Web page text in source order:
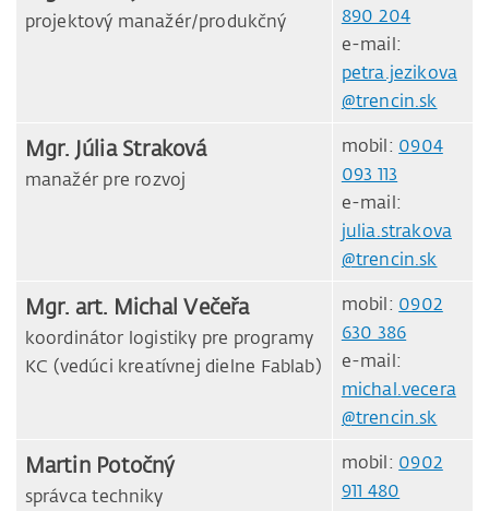
projektový manažér/produkčný
890 204
e-mail:
petra.jezikova
@trencin.sk
Mgr. Júlia Straková
manažér pre rozvoj
mobil: 0904
093 113
e-mail:
julia.strakova
@trencin.sk
Mgr. art. Michal Večeřa
koordinátor logistiky pre programy
KC (vedúci kreatívnej dielne Fablab)
mobil: 0902
630 386
e-mail:
michal.vecera
@trencin.sk
Martin Potočný
správca techniky
mobil: 0902
911 480